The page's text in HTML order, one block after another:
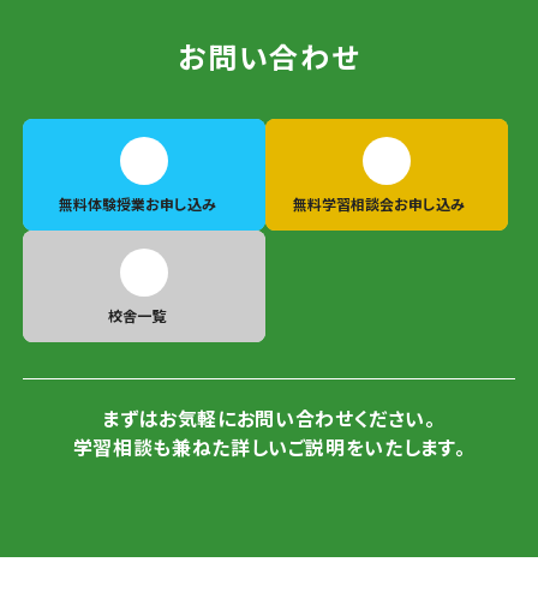
お問い合わせ
無料体験授業お申し込み 無料学習相談会お申し込み
校舎一覧
まずはお気軽にお問い合わせください。
学習相談も兼ねた詳しいご説明をいたします。